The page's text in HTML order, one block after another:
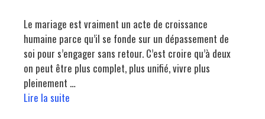
Le mariage est vraiment un acte de croissance
humaine parce qu’il se fonde sur un dépassement de
soi pour s’engager sans retour. C’est croire qu’à deux
on peut être plus complet, plus unifié, vivre plus
pleinement …
Lire la suite